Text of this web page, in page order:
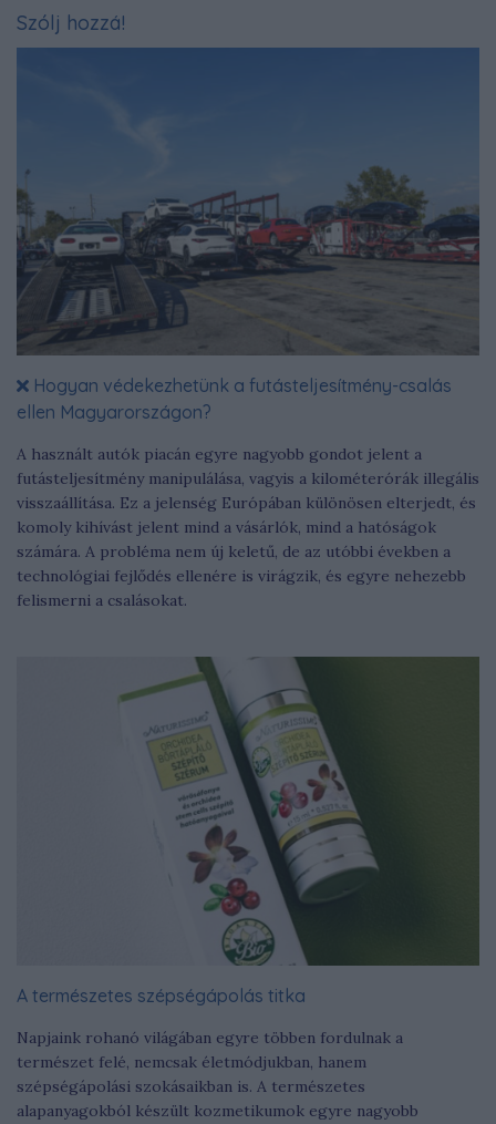
Szólj hozzá!
Hogyan védekezhetünk a futásteljesítmény-csalás
ellen Magyarországon?
A használt autók piacán egyre nagyobb gondot jelent a
futásteljesítmény manipulálása, vagyis a kilométerórák illegális
visszaállítása. Ez a jelenség Európában különösen elterjedt, és
komoly kihívást jelent mind a vásárlók, mind a hatóságok
számára. A probléma nem új keletű, de az utóbbi években a
technológiai fejlődés ellenére is virágzik, és egyre nehezebb
felismerni a csalásokat.
A természetes szépségápolás titka
Napjaink rohanó világában egyre többen fordulnak a
természet felé, nemcsak életmódjukban, hanem
szépségápolási szokásaikban is. A természetes
alapanyagokból készült kozmetikumok egyre nagyobb